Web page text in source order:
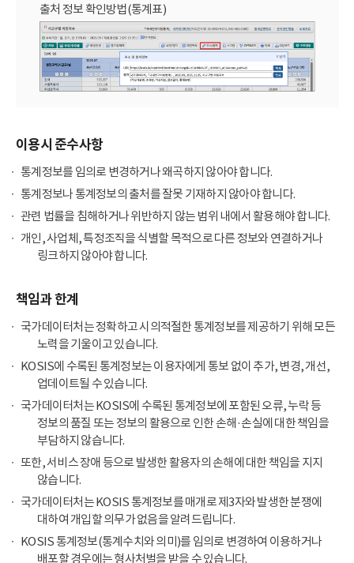
출처 정보 확인방법(통계표)
이용시 준수사항
통계정보를 임의로 변경하거나 왜곡하지 않아야 합니다.
통계정보나 통계정보의 출처를 잘못 기재하지 않아야 합니다.
관련 법률을 침해하거나 위반하지 않는 범위 내에서 활용해야 합니다.
개인, 사업체, 특정조직을 식별할 목적으로 다른 정보와 연결하거나
링크하지 않아야 합니다.
책임과 한계
국가데이터처는 정확하고 시의적절한 통계정보를 제공하기 위해 모든
노력을 기울이고 있습니다.
KOSIS에 수록된 통계정보는 이용자에게 통보 없이 추가, 변경, 개선,
업데이트될 수 있습니다.
국가데이터처는 KOSIS에 수록된 통계정보에 포함된 오류, 누락 등
정보의 품질 또는 정보의 활용으로 인한 손해·손실에 대한 책임을
부담하지 않습니다.
또한, 서비스 장애 등으로 발생한 활용자의 손해에 대한 책임을 지지
않습니다.
국가데이터처는 KOSIS 통계정보를 매개로 제3자와 발생한 분쟁에
대하여 개입할 의무가 없음을 알려드립니다.
KOSIS 통계정보(통계수치와 의미)를 임의로 변경하여 이용하거나
배포할 경우에는 형사처벌을 받을 수 있습니다.